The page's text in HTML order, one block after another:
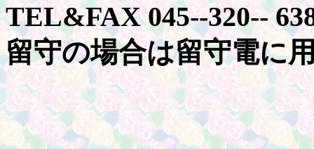
TEL&FAX 045--320--
留守の場合は留守電に